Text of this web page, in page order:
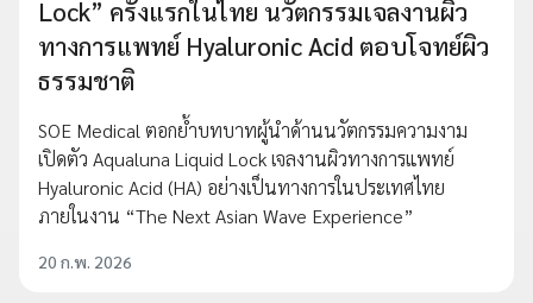
Lock” ครั้งแรกในไทย นวัตกรรมเจลงานผิว
ทางการแพทย์ Hyaluronic Acid ตอบโจทย์ผิว
ธรรมชาติ
SOE Medical ตอกย้ำบทบาทผู้นำด้านนวัตกรรมความงาม
เปิดตัว Aqualuna Liquid Lock เจลงานผิวทางการแพทย์
Hyaluronic Acid (HA) อย่างเป็นทางการในประเทศไทย
ภายในงาน “The Next Asian Wave Experience”
20 ก.พ. 2026